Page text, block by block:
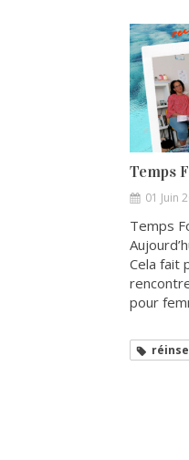
Temps
01 Juin
Temps
Cela fait
pour